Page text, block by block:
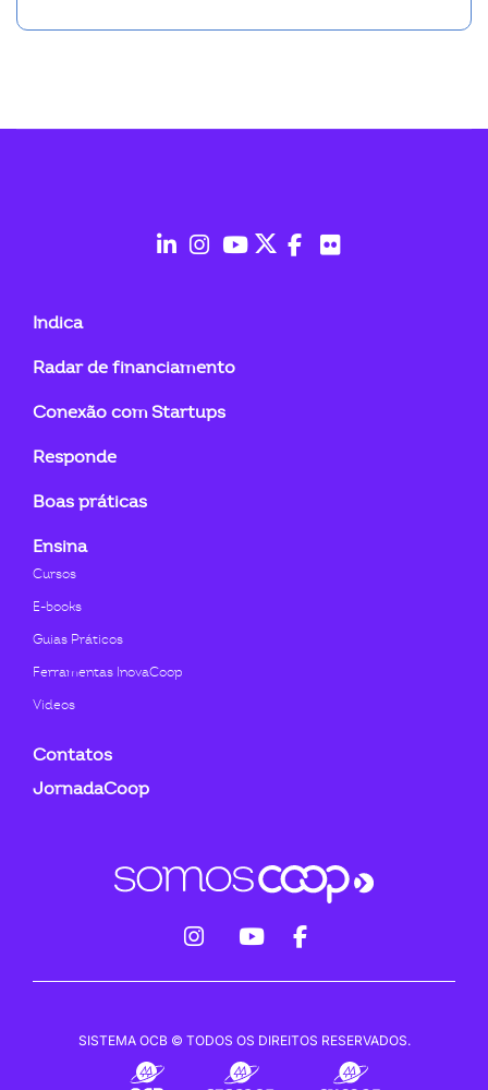
in
Indica
Radar de financiamento
Conexão com Startups
Responde
Boas práticas
Ensina
Cursos
E-books
Guias Práticos
Ferramentas InovaCoop
Videos
Contatos
JornadaCoop
instagram
youtubefacebook-
SISTEMA OCB © TODOS OS DIREITOS RESERVADOS.